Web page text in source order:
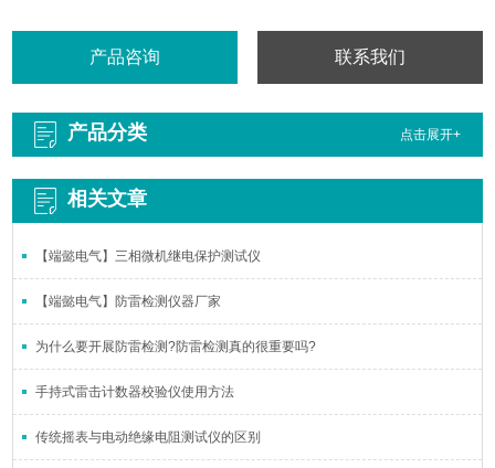
产品咨询 联系我们
产品分类 点击展开+
相关文章
【端懿电气】三相微机继电保护测试仪
【端懿电气】防雷检测仪器厂家
为什么要开展防雷检测?防雷检测真的很重要吗?
手持式雷击计数器校验仪使用方法
传统摇表与电动绝缘电阻测试仪的区别